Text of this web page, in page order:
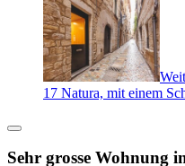
17 Natura, mit einem
Sehr grosse Wohnung